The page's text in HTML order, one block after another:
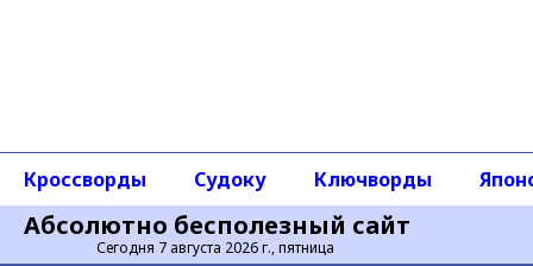
Абсолютно бесполезный сайт
Сегодня 7 августа 2026 г., пятница
Кроссворды Судоку Ключворды